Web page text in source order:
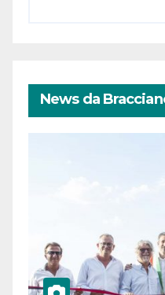
News da